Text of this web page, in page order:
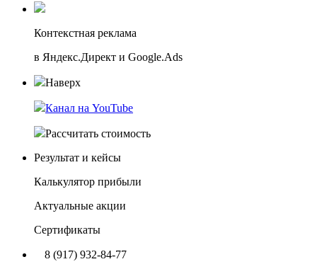
Контекстная реклама
в Яндекс.Директ и Google.Ads
Наверх
Канал на YouTube
Рассчитать стоимость
Результат и кейсы
Калькулятор прибыли
Актуальные акции
Сертификаты
8 (917) 932-84-77